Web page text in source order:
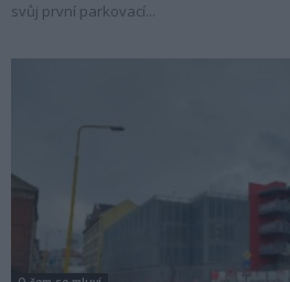
svůj první parkovací...